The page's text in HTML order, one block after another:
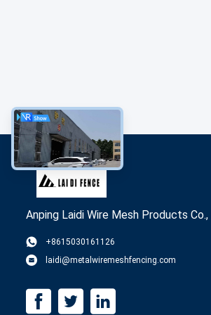
Anping Laidi Wire Mesh Products
+8615030161126
laidi@metalwiremeshfencing.com